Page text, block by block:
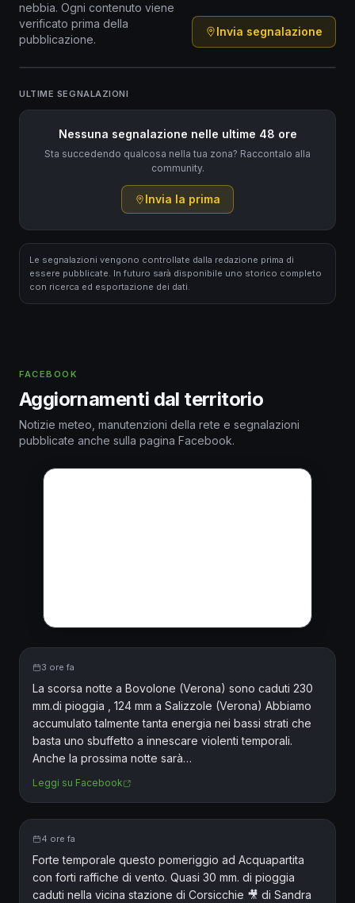
nebbia. Ogni contenuto viene
verificato prima della
pubblicazione.
Invia segnalazione
ULTIME SEGNALAZIONI
Nessuna segnalazione nelle ultime 48 ore
Sta succedendo qualcosa nella tua zona? Raccontalo alla
community.
Invia la prima
Le segnalazioni vengono controllate dalla redazione prima di
essere pubblicate. In futuro sarà disponibile uno storico completo
con ricerca ed esportazione dei dati.
FACEBOOK
Aggiornamenti dal territorio
Notizie meteo, manutenzioni della rete e segnalazioni
pubblicate anche sulla pagina Facebook.
Facebook
3 ore fa
La scorsa notte a Bovolone (Verona) sono caduti 230
mm.di pioggia , 124 mm a Salizzole (Verona) Abbiamo
accumulato talmente tanta energia nei bassi strati che
basta uno sbuffetto a innescare violenti temporali.
Anche la prossima notte sarà…
Leggi su Facebook
Facebook
4 ore fa
Forte temporale questo pomeriggio ad Acquapartita
con forti raffiche di vento. Quasi 30 mm. di pioggia
caduti nella vicina stazione di Corsicchie 🎥 di Sandra